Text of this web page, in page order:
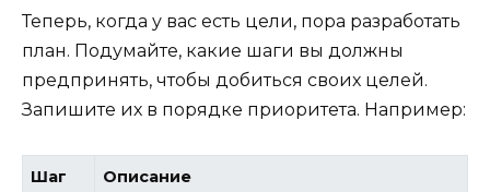
Теперь, когда у вас есть цели, пора разработать
план. Подумайте, какие шаги вы должны
предпринять, чтобы добиться своих целей.
Запишите их в порядке приоритета. Например:
Шаг Описание